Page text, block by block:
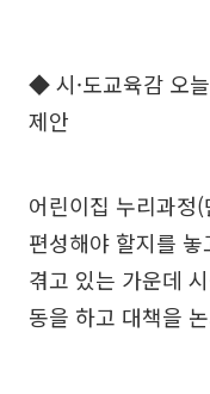
◆ 시·도교육감 오
제안
어린이집 누리과정
편성해야 할지를
겪고 있는 가운데
동을 하고 대책을